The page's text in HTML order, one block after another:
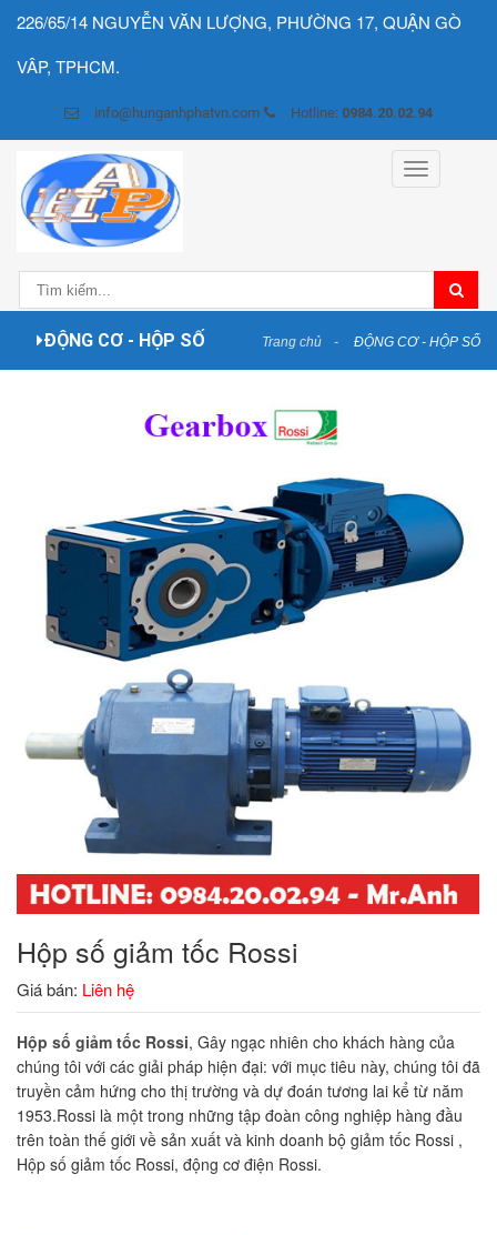
226/65/14 NGUYỄN VĂN LƯỢNG, PHƯỜNG 17, QUẬN GÒ
VÂP, TPHCM.
info@hunganhphatvn.com Hotline: 0984.20.02.94
Toggle
navigation
ĐỘNG CƠ - HỘP SỐ Trang chủ ĐỘNG CƠ - HỘP SỐ
Hộp số giảm tốc Rossi
Giá bán: Liên hệ
Hộp số giảm tốc Rossi, Gây ngạc nhiên cho khách hàng của
chúng tôi với các giải pháp hiện đại: với mục tiêu này, chúng tôi đã
truyền cảm hứng cho thị trường và dự đoán tương lai kể từ năm
1953.Rossi là một trong những tập đoàn công nghiệp hàng đầu
trên toàn thế giới về sản xuất và kinh doanh bộ giảm tốc Rossi ,
Hộp số giảm tốc Rossi, động cơ điện Rossi.